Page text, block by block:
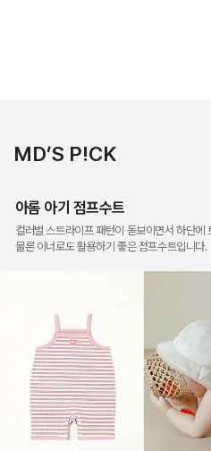
MD’S P!CK
아롬 아기 점프수트
컬러별 스트라이프 패턴이 돋보이면서 하단에
물론 이너로도 활용하기 좋은 점프수트입니다.